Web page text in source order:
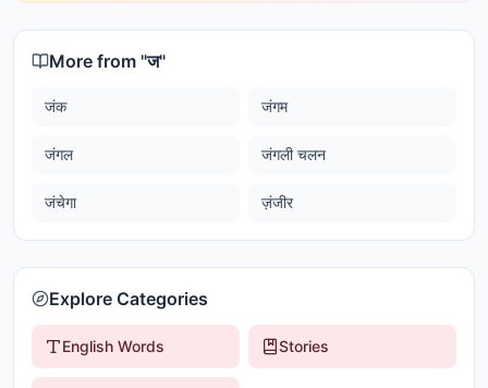
More from "ज"
जंक जंगम
जंगल जंगली चलन
जंचेगा ज़ंजीर
Explore Categories
English Words Stories